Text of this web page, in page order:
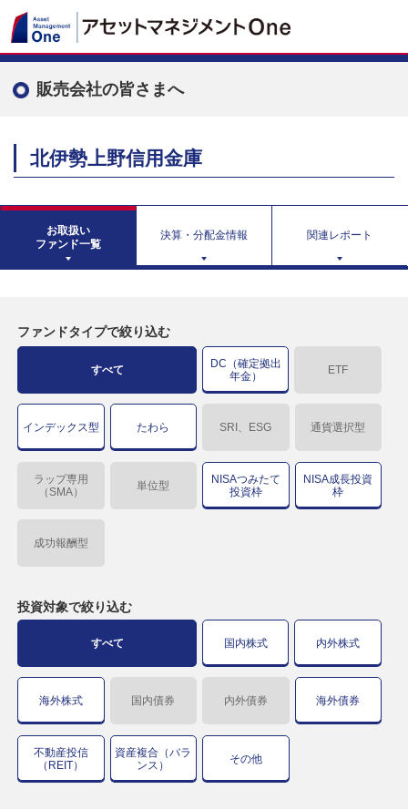
販売会社の皆さまへ
北伊勢上野信用金庫
お取扱い
ファンド一覧
決算・分配金情報 関連レポート
ファンドタイプで絞り込む
すべて
DC（確定拠出
年金）
ETF
インデックス型 たわら SRI、ESG 通貨選択型
ラップ専用
（SMA）
単位型
NISAつみたて
投資枠
NISA成長投資
枠
成功報酬型
投資対象で絞り込む
すべて 国内株式 内外株式
海外株式 国内債券 内外債券 海外債券
不動産投信
（REIT）
資産複合（バラ
ンス）
その他